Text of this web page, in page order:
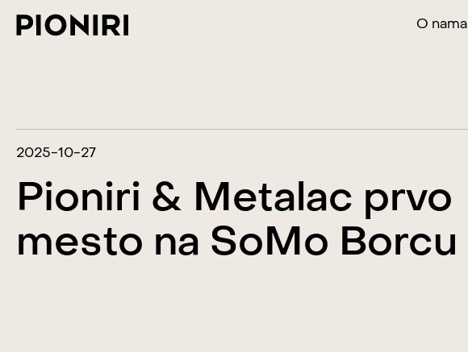
O nama
2025-10-27
Pioniri & Metalac prvo
mesto na SoMo Borcu